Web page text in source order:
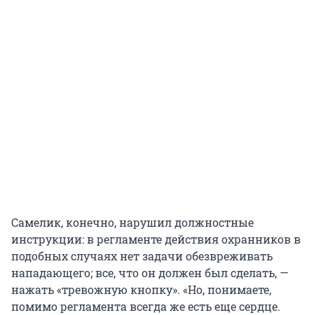
Самелик, конечно, нарушил должностные
инструкции: в регламенте действия охранников в
подобных случаях нет задачи обезвреживать
нападающего; все, что он должен был сделать, —
нажать «тревожную кнопку». «Но, понимаете,
помимо регламента всегда же есть еще сердце.